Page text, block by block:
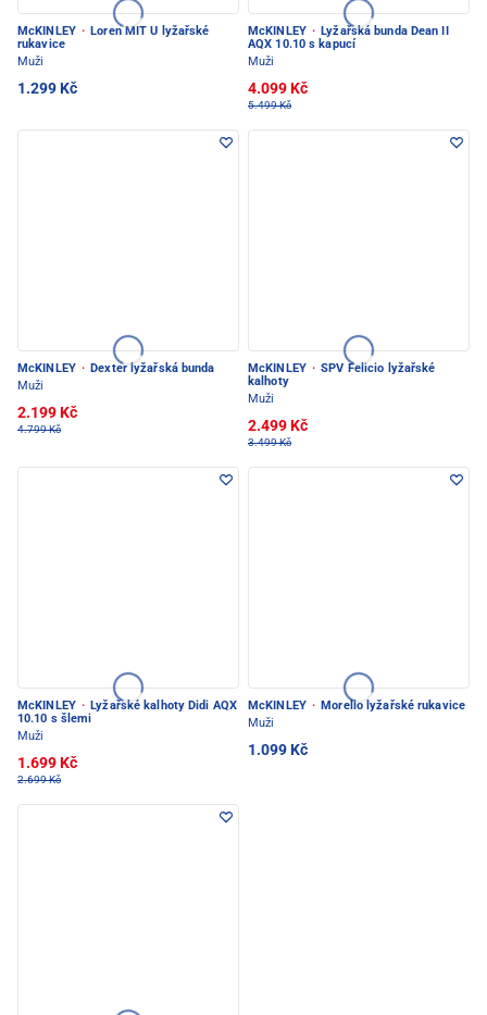
McKINLEY · Loren MIT U lyžařské
rukavice
Muži
1.299 Kč
McKINLEY · Lyžařská bunda Dean II
AQX 10.10 s kapucí
Muži
4.099 Kč
5.499 Kč
McKINLEY · Dexter lyžařská bunda
Muži
2.199 Kč
4.799 Kč
McKINLEY · SPV Felicio lyžařské
kalhoty
Muži
2.499 Kč
3.499 Kč
McKINLEY · Lyžařské kalhoty Didi AQX
10.10 s šlemi
Muži
1.699 Kč
2.699 Kč
McKINLEY · Morello lyžařské rukavice
Muži
1.099 Kč